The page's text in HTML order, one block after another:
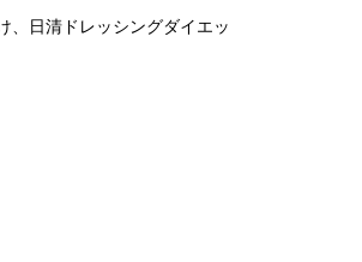
、日清ドレッシングダイエッ